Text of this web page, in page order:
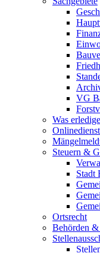
VG
Was
Steuern &
Stadt
Ortsrecht
Behörden